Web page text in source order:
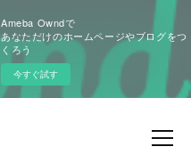
Ameba Owndで
あなただけのホームページやブログをつ
くろう
今すぐ試す